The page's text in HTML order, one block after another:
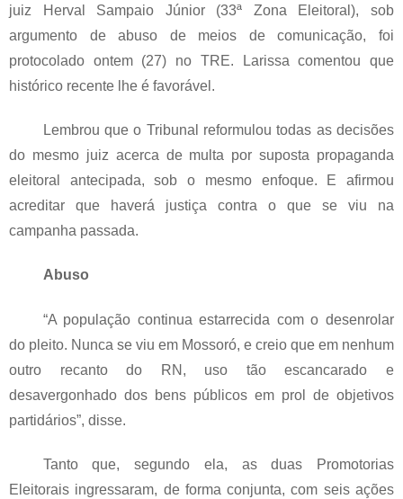
juiz Herval Sampaio Júnior (33ª Zona Eleitoral), sob
argumento de abuso de meios de comunicação, foi
protocolado ontem (27) no TRE. Larissa comentou que
histórico recente lhe é favorável.
Lembrou que o Tribunal reformulou todas as decisões
do mesmo juiz acerca de multa por suposta propaganda
eleitoral antecipada, sob o mesmo enfoque. E afirmou
acreditar que haverá justiça contra o que se viu na
campanha passada.
Abuso
“A população continua estarrecida com o desenrolar
do pleito. Nunca se viu em Mossoró, e creio que em nenhum
outro recanto do RN, uso tão escancarado e
desavergonhado dos bens públicos em prol de objetivos
partidários”, disse.
Tanto que, segundo ela, as duas Promotorias
Eleitorais ingressaram, de forma conjunta, com seis ações